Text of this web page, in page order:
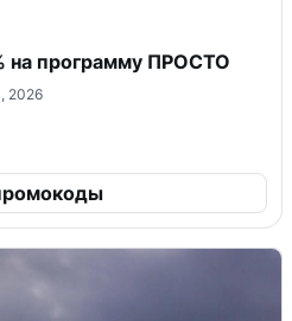
на программу ПРОСТО
2026